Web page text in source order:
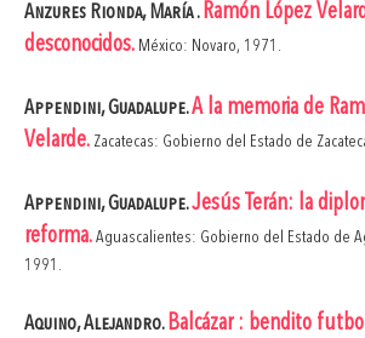
Anzures Rionda, María .Ramón López
desconocidos. México: Novaro, 1971.
Appendini, Guadalupe.A la memoria de
Velarde. Zacatecas: Gobierno del Estado de
Appendini, Guadalupe.Jesús Terán: la
reforma. Aguascalientes: Gobierno del Estado de
1991.
Aquino, Alejandro.Balcázar : bendito